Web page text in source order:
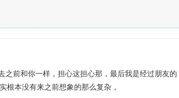
前和你一样，担心这担心那，最后我是经过朋友的
根本没有来之前想象的那么复杂，